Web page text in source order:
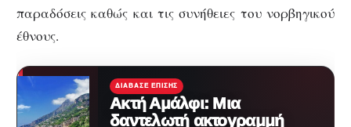
παραδόσεις καθώς και τις συνήθειες του νορβηγικού
έθνους.
ΔΙΆΒΑΣΕ ΕΠΊΣΗΣ
Ακτή Αμάλφι: Μια
δαντελωτή ακτογραμμή